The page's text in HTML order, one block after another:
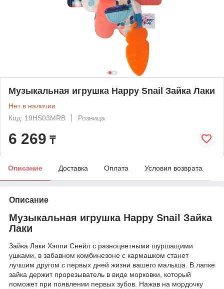
Музыкальная игрушка Happy Snail Зайка Лаки
Нет в наличии
Код: 19HS03MRB
Розница
6 269 ₸
Описание Доставка Оплата Условия возврата
Описание
Музыкальная игрушка Happy Snail Зайка
Лаки
Зайка Лаки Хэппи Снейл с разноцветными шуршащими
ушками, в забавном комбинезоне с кармашком станет
лучшим другом с первых дней жизни вашего малыша. В лапке
зайка держит прорезыватель в виде морковки, который
поможет при появлении первых зубов. Нажав на мордочку